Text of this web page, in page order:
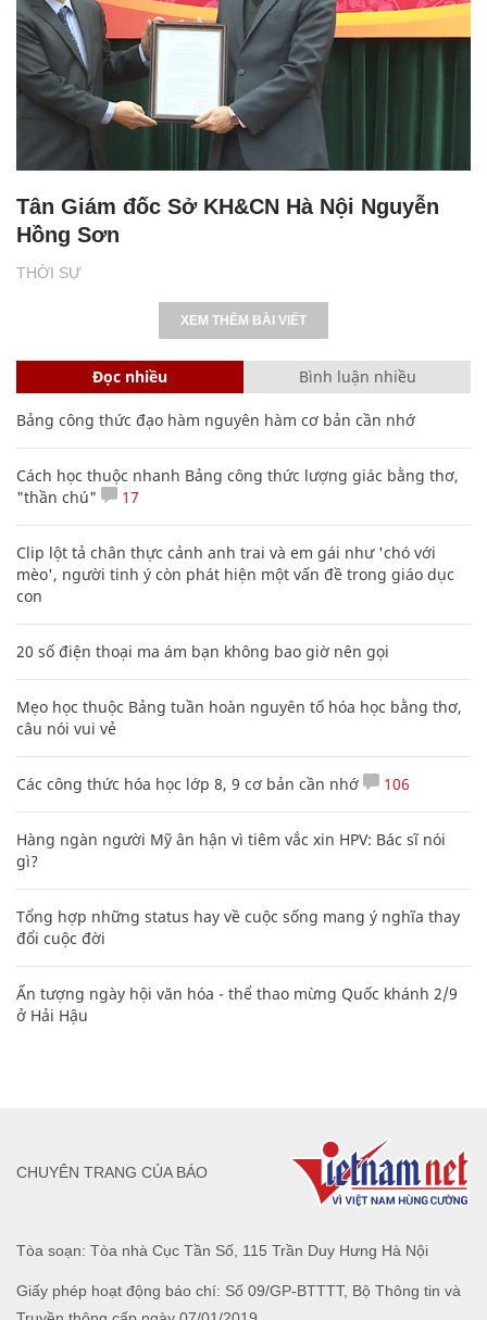
THỜI SỰ
Tân Giám đốc Sở KH&CN Hà Nội Nguyễn
Hồng Sơn
XEM THÊM BÀI VIẾT
Đọc nhiều Bình luận nhiều
Bảng công thức đạo hàm nguyên hàm cơ bản cần nhớ
Cách học thuộc nhanh Bảng công thức lượng giác bằng thơ,
"thần chú"
17
Clip lột tả chân thực cảnh anh trai và em gái như 'chó với
mèo', người tinh ý còn phát hiện một vấn đề trong giáo dục
con
20 số điện thoại ma ám bạn không bao giờ nên gọi
Mẹo học thuộc Bảng tuần hoàn nguyên tố hóa học bằng thơ,
câu nói vui vẻ
Các công thức hóa học lớp 8, 9 cơ bản cần nhớ 106
Hàng ngàn người Mỹ ân hận vì tiêm vắc xin HPV: Bác sĩ nói
gì?
Tổng hợp những status hay về cuộc sống mang ý nghĩa thay
đổi cuộc đời
Ấn tượng ngày hội văn hóa - thể thao mừng Quốc khánh 2/9
ở Hải Hậu
Tòa soạn: Tòa nhà Cục Tần Số, 115 Trần Duy Hưng Hà Nội
Giấy phép hoạt động báo chí: Số 09/GP-BTTTT, Bộ Thông tin và
CHUYÊN TRANG CỦA BÁO